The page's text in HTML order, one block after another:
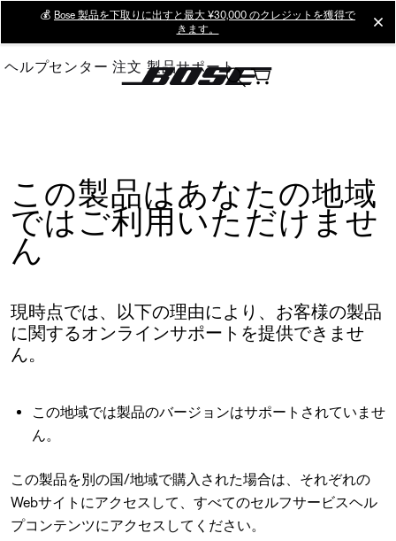
Main
💰 Bose 製品を下取りに出すと最大 ¥30,000 のクレジットを獲得で
きます。
ヘルプセンター 注文 製品サポート
この製品はあなたの地域
ではご利用いただけませ
ん
現時点では、以下の理由により、お客様の製品
に関するオンラインサポートを提供できませ
ん。
この地域では製品のバージョンはサポートされていませ
ん。
この製品を別の国/地域で購入された場合は、それぞれの
Webサイトにアクセスして、すべてのセルフサービスヘル
プコンテンツにアクセスしてください。